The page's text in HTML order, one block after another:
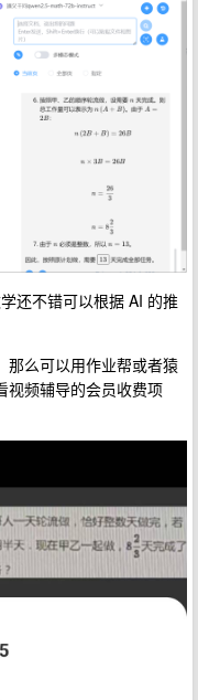
还不错可以根据 AI 的推
那么可以用作业帮或者猿
视频辅导的会员收费项